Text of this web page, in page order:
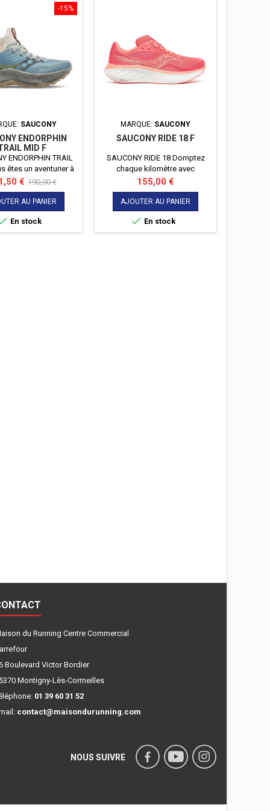
-15%
SAUCONY
ENDORPHIN
MID F
ENDORPHIN TRAIL
êtes un aventurier à
d'une chaussure
vous accompagner
accidentés et
performance ? Alors
trail mid, taillée
avec une
€ Prix
de
base
190,00 €
AU PANIER
En stock
MARQUE: SAUCONY
SAUCONY RIDE 18 F
SAUCONY RIDE 18 Domptez
chaque kilomètre avec
confiance et confort grâce à la
nouvelle Saucony Ride 18, la
chaussure de course
polyvalente qui allie
performance, amorti de pointe
et un ajustement large pour une
Prix
155,00 €
AJOUTER AU PANIER
 En stock
du Running Centre Commercial
Boulevard Victor Bordier
Montigny-Lès-Cormeilles
01 39 60 31 52
contact@maisondurunning.com
NOUS SUIVRE